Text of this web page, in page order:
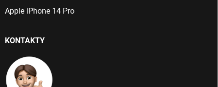
Apple iPhone 14 Pro
KONTAKTY